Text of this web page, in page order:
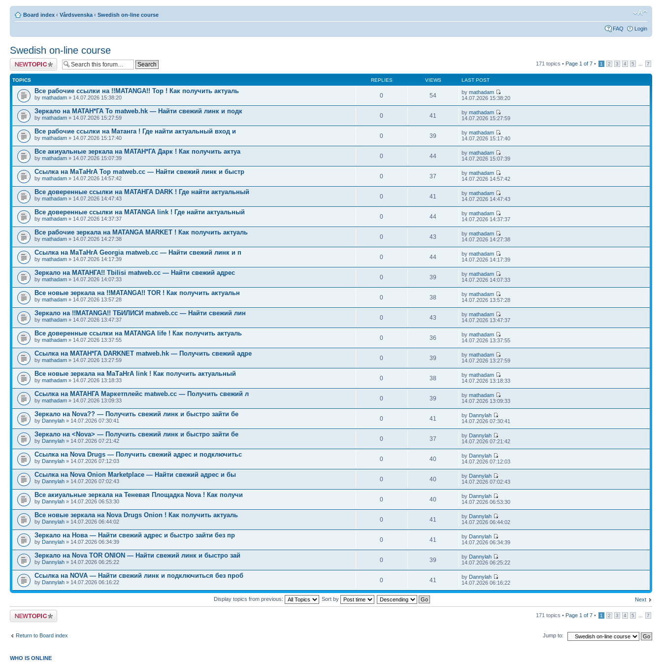
Board index ‹ Vårdsvenska ‹ Swedish on-line course
FAQ Login
Swedish on-line course
Post a new topic 171 topics • Page 1 of 7 • 1 2 3 4 5 7
TOPICS REPLIES VIEWS LAST POST
Все рабочие ссылки на !!MATANGA!! Тор ! Как получить актуаль
by mathadam » 14.07.2026 15:38:20 0 54 bymathadam
14.07.2026 15:38:20
Зеркало на МАТАН*ГА To matweb.hk — Найти свежий линк и подк
by mathadam » 14.07.2026 15:27:59 0 41 bymathadam
14.07.2026 15:27:59
Все рабочие ссылки на Матанга ! Где найти актуальный вход и
by mathadam » 14.07.2026 15:17:40 0 39 bymathadam
14.07.2026 15:17:40
Все акиуальные зеркала на МАТАН*ГА Дарк ! Как получить актуа
by mathadam » 14.07.2026 15:07:39 0 44 bymathadam
14.07.2026 15:07:39
Ссылка на МаТаНгА Тор matweb.cc — Найти свежий линк и быстр
by mathadam » 14.07.2026 14:57:42 0 37 bymathadam
14.07.2026 14:57:42
Все доверенные ссылки на МАТАНГА DARK ! Где найти актуальный
by mathadam » 14.07.2026 14:47:43 0 41 bymathadam
14.07.2026 14:47:43
Все доверенные ссылки на MATANGA link ! Где найти актуальный
by mathadam » 14.07.2026 14:37:37 0 44 bymathadam
14.07.2026 14:37:37
Все рабочие зеркала на MATANGA MARKET ! Как получить актуаль
by mathadam » 14.07.2026 14:27:38 0 43 bymathadam
14.07.2026 14:27:38
Ссылка на МаТаНгА Georgia matweb.cc — Найти свежий линк и п
by mathadam » 14.07.2026 14:17:39 0 44 bymathadam
14.07.2026 14:17:39
Зеркало на МАТАНГА!! Tbilisi matweb.cc — Найти свежий адрес
by mathadam » 14.07.2026 14:07:33 0 39 bymathadam
14.07.2026 14:07:33
Все новые зеркала на !!MATANGA!! TOR ! Как получить актуальн
by mathadam » 14.07.2026 13:57:28 0 38 bymathadam
14.07.2026 13:57:28
Зеркало на !!MATANGA!! ТБИЛИСИ matweb.cc — Найти свежий лин
by mathadam » 14.07.2026 13:47:37 0 43 bymathadam
14.07.2026 13:47:37
Все доверенные ссылки на MATANGA life ! Как получить актуаль
by mathadam » 14.07.2026 13:37:55 0 36 bymathadam
14.07.2026 13:37:55
Ссылка на МАТАН*ГА DARKNET matweb.hk — Получить свежий адре
by mathadam » 14.07.2026 13:27:59 0 39 bymathadam
14.07.2026 13:27:59
Все новые зеркала на МаТаНгА link ! Как получить актуальный
by mathadam » 14.07.2026 13:18:33 0 38 bymathadam
14.07.2026 13:18:33
Ссылка на МАТАНГА Маркетплейс matweb.cc — Получить свежий л
by mathadam » 14.07.2026 13:09:33 0 39 bymathadam
14.07.2026 13:09:33
Зеркало на Nova?? — Получить свежий линк и быстро зайти бе
by Dannylah » 14.07.2026 07:30:41 0 41 by Dannylah
14.07.2026 07:30:41
Зеркало на <Nova> — Получить свежий линк и быстро зайти бе
by Dannylah » 14.07.2026 07:21:42 0 37 by Dannylah
14.07.2026 07:21:42
Ссылка на Nova Drugs — Получить свежий адрес и подключитьс
by Dannylah » 14.07.2026 07:12:03 0 40 by Dannylah
14.07.2026 07:12:03
Ссылка на Nova Onion Marketplace — Найти свежий адрес и бы
by Dannylah » 14.07.2026 07:02:43 0 40 by Dannylah
14.07.2026 07:02:43
Все акиуальные зеркала на Теневая Площадка Nova ! Как получи
by Dannylah » 14.07.2026 06:53:30 0 40 by Dannylah
14.07.2026 06:53:30
Все новые зеркала на Nova Drugs Onion ! Как получить актуаль
by Dannylah » 14.07.2026 06:44:02 0 41 by Dannylah
14.07.2026 06:44:02
Зеркало на Нова — Найти свежий адрес и быстро зайти без пр
by Dannylah » 14.07.2026 06:34:39 0 41 by Dannylah
14.07.2026 06:34:39
Зеркало на Nova TOR ONION — Найти свежий линк и быстро зай
by Dannylah » 14.07.2026 06:25:22 0 39 by Dannylah
14.07.2026 06:25:22
Ссылка на NOVA — Найти свежий линк и подключиться без проб
by Dannylah » 14.07.2026 06:16:22 0 41 by Dannylah
14.07.2026 06:16:22
Next
Display topics from previous: Sort by
Post a new topic 171 topics • Page 1 of 7 • 1 2 3 4 5 7
Return to Board index Jump to:
WHO IS ONLINE